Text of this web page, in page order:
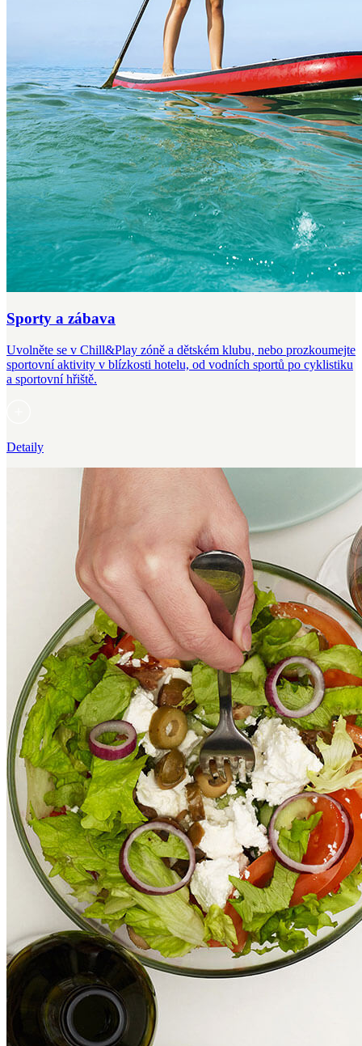
Sporty a zábava
Uvolněte se v Chill&Play zóně a dětském klubu, nebo prozkoumejte
sportovní aktivity v blízkosti hotelu, od vodních sportů po cyklistiku
a sportovní hřiště.
Detaily